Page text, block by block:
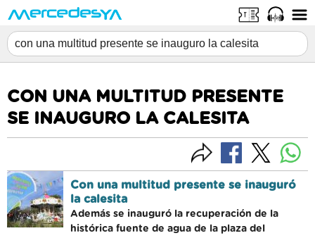
CON UNA MULTITUD PRESENTE
SE INAUGURO LA CALESITA
Con una multitud presente se inauguró
la calesita
Además se inauguró la recuperación de la
histórica fuente de agua de la plaza del